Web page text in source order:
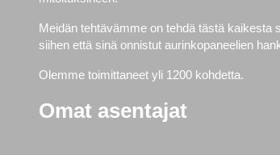
Meidän tehtävämme on tehdä tästä kaikesta
siihen että sinä onnistut aurinkopaneelien
Olemme toimittaneet yli 1200 kohdetta.
Omat asentajat